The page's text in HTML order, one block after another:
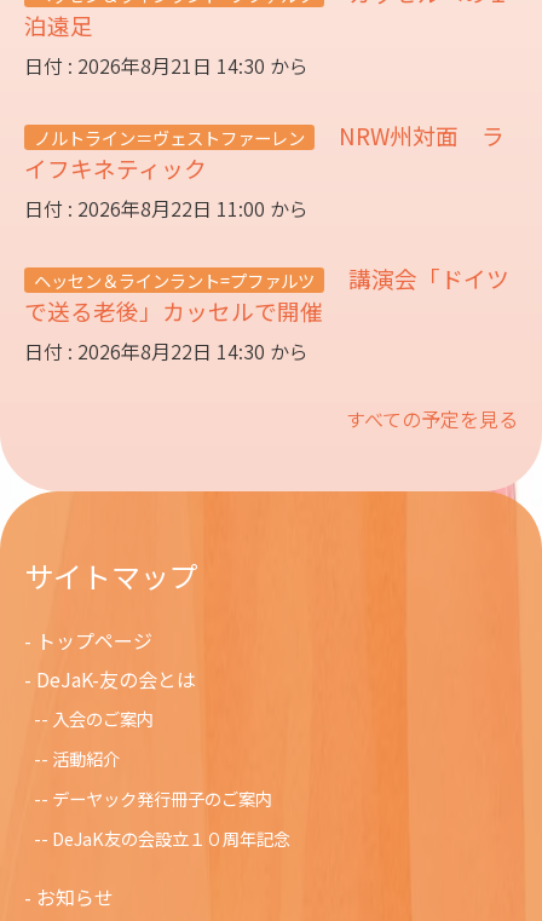
泊遠足
日付 : 2026年8月21日 14:30 から
ノルトライン＝ヴェストファーレン
NRW州対面 ラ
イフキネティック
日付 : 2026年8月22日 11:00 から
ヘッセン＆ラインラント=プファルツ
講演会「ドイツ
で送る老後」カッセルで開催
日付 : 2026年8月22日 14:30 から
すべての予定を見る
サイトマップ
トップページ
DeJaK-友の会とは
入会のご案内
活動紹介
デーヤック発行冊子のご案内
DeJaK友の会設立１０周年記念
お知らせ